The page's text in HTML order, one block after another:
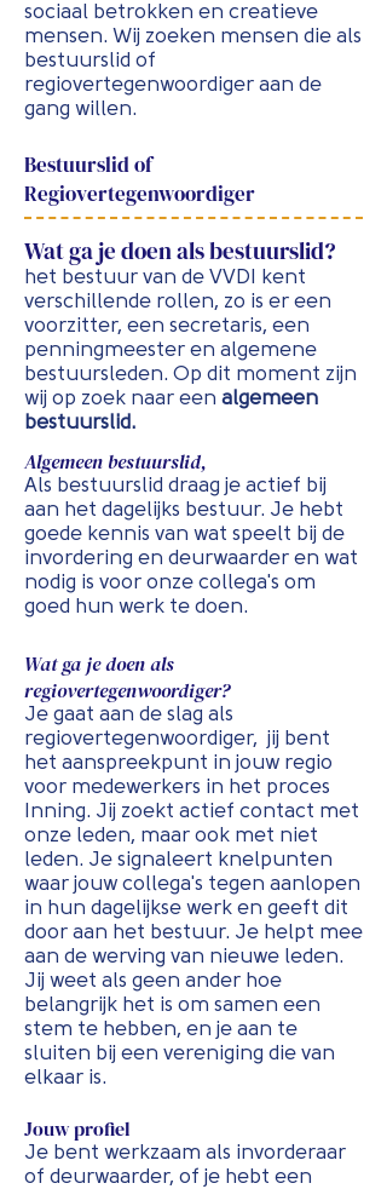
sociaal betrokken en creatieve
mensen. Wij zoeken mensen die als
bestuurslid of
regiovertegenwoordiger aan de
gang willen.
Bestuurslid of
Regiovertegenwoordiger
Wat ga je doen als bestuurslid?
het bestuur van de VVDI kent
verschillende rollen, zo is er een
voorzitter, een secretaris, een
penningmeester en algemene
bestuursleden. Op dit moment zijn
wij op zoek naar een algemeen
bestuurslid.
Algemeen bestuurslid,
Als bestuurslid draag je actief bij
aan het dagelijks bestuur. Je hebt
goede kennis van wat speelt bij de
invordering en deurwaarder en wat
nodig is voor onze collega's om
goed hun werk te doen.
Wat ga je doen als
regiovertegenwoordiger?
Je gaat aan de slag als
regiovertegenwoordiger, jij bent
het aanspreekpunt in jouw regio
voor medewerkers in het proces
Inning. Jij zoekt actief contact met
onze leden, maar ook met niet
leden. Je signaleert knelpunten
waar jouw collega's tegen aanlopen
in hun dagelijkse werk en geeft dit
door aan het bestuur. Je helpt mee
aan de werving van nieuwe leden.
Jij weet als geen ander hoe
belangrijk het is om samen een
stem te hebben, en je aan te
sluiten bij een vereniging die van
elkaar is.
Jouw profiel
Je bent werkzaam als invorderaar
of deurwaarder, of je hebt een